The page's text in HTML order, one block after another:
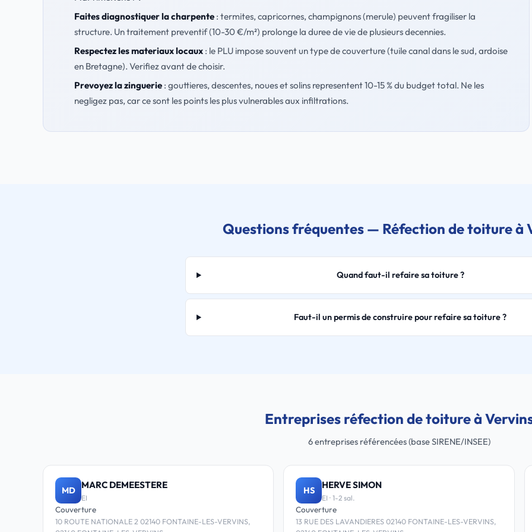
Faites diagnostiquer la charpente: termites, capricornes, champignons (merule) peuvent fragiliser la
structure. Un traitement preventif (10-30 €/m²) prolonge la duree de vie de plusieurs decennies.
Respectez les materiaux locaux: le PLU impose souvent un type de couverture (tuile canal dans le sud, ardoise
en Bretagne). Verifiez avant de choisir.
Prevoyez la zinguerie: gouttieres, descentes, noues et solins representent 10-15 % du budget total. Ne les
negligez pas, car ce sont les points les plus vulnerables aux infiltrations.
Questions fréquentes — Réfection de toiture à
Quand faut-il refaire sa toiture ?
Faut-il un permis de construire pour refaire sa toiture ?
Entreprises réfection de toiture à
6 entreprises référencées (base SIRENE/INSEE)
MD MARC DEMEESTERE
EI
Couverture
10 ROUTE NATIONALE 2 02140 FONTAINE-LES-VERVINS,
HS HERVE SIMON
EI · 1-2 sal.
Couverture
13 RUE DES LAVANDIERES 02140 FONTAINE-LES-VERVINS,